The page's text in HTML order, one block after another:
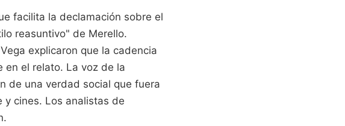
facilita la declamación sobre el
reasuntivo" de Merello.
explicaron que la cadencia
en el relato. La voz de la
de una verdad social que fuera
y cines. Los analistas de